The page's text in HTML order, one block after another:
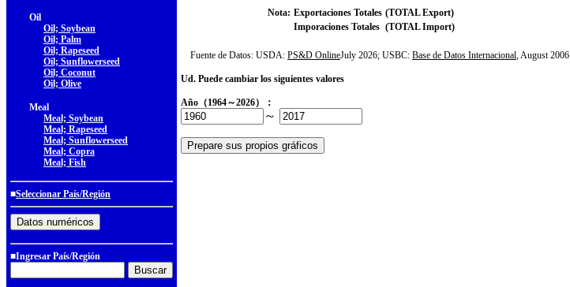
Oil
Oil; Soybean
Oil; Palm
Oil; Rapeseed
Oil; Sunflowerseed
Oil; Coconut
Oil; Olive
Meal
Meal; Soybean
Meal; Rapeseed
Meal; Sunflowerseed
Meal; Copra
Meal; Fish
■Seleccionar País/Región
■Ingresar País/Región
Nota: Exportaciones Totales (TOTAL Export)
Imporaciones Totales (TOTAL Import)
Fuente de Datos: USDA: PS&D OnlineJuly 2026; USBC: Base de Datos Internacional, August 2006
Ud. Puede cambiar los siguientes valores
Año（1964～2026）：
～